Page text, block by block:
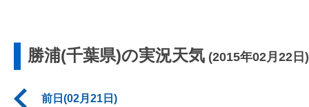
勝浦(千葉県)の実況天気 (2015年02月22日)
前日(02月21日)